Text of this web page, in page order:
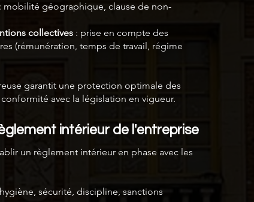
géographique, clause de non-
collectives: prise en compte des
(rémunération, temps de travail, régime
garantit une protection optimale des
avec la législation en vigueur.
intérieur de l'entreprise
un règlement intérieur en phase avec les
sécurité, discipline, sanctions